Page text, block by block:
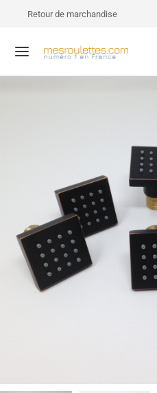
Retour de marchandise